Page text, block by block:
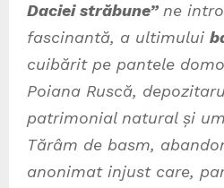
Daciei străbune” ne
fascinantă, a ultimului
cuibărit pe pantele
Poiana Ruscă,
patrimonial natural și
Tărâm de basm,
anonimat injust care,